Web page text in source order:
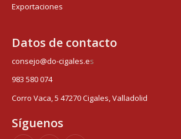
Exportaciones
Datos de contacto
consejo@do-cigales.es
983 580 074
Corro Vaca, 5 47270 Cigales, Valladolid
Síguenos